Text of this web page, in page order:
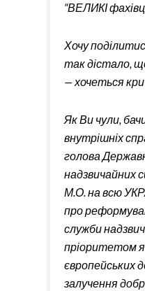
“ВЕЛИКІ
Хочу
так дістало,
— хочеться
Як Ви чули,
внутрішніх
голова
надзвичайних
М.О. на всю
про
служби
пріоритетом
європейських
залучення